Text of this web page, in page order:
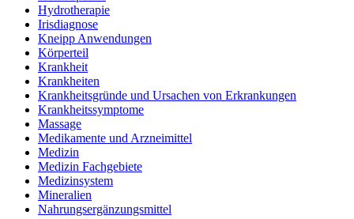
Hydrotherapie
Irisdiagnose
Kneipp Anwendungen
Körperteil
Krankheit
Krankheiten
Krankheitsgründe und Ursachen von Erkrankungen
Krankheitssymptome
Massage
Medikamente und Arzneimittel
Medizin
Medizin Fachgebiete
Medizinsystem
Mineralien
Nahrungsergänzungsmittel